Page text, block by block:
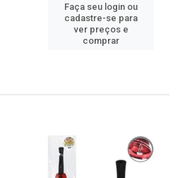
Faça seu login ou
cadastre-se para
ver preços e
comprar